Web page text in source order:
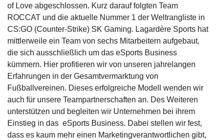
of Love abgeschlossen. Kurz darauf folgten Team
ROCCAT und die aktuelle Nummer 1 der Weltrangliste in
CS:GO (Counter-Strike) SK Gaming. Lagardère Sports hat
mittlerweile ein Team von sechs Mitarbeitern aufgebaut,
die sich ausschließlich um das eSports Business
kümmern. Hier profitieren wir von unseren jahrelangen
Erfahrungen in der Gesamtvermarktung von
Fußballvereinen. Dieses erfolgreiche Modell wenden wir
auch für unsere Teampartnerschaften an. Des Weiteren
unterstützen und begleiten wir Unternehmen bei ihrem
Einstieg in das eSports Business. Dabei stellen wir fest,
dass es kaum mehr einen Marketingverantwortlichen gibt,